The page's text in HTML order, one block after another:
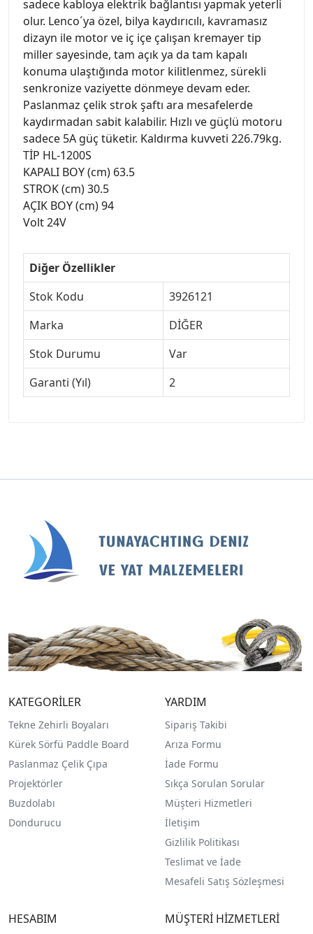
sadece kabloya elektrik bağlantısı yapmak yeterli
olur. Lenco´ya özel, bilya kaydırıcılı, kavramasız
dizayn ile motor ve iç içe çalışan kremayer tip
miller sayesinde, tam açık ya da tam kapalı
konuma ulaştığında motor kilitlenmez, sürekli
senkronize vaziyette dönmeye devam eder.
Paslanmaz çelik strok şaftı ara mesafelerde
kaydırmadan sabit kalabilir. Hızlı ve güçlü motoru
sadece 5A güç tüketir. Kaldırma kuvveti 226.79kg.
TİP HL-1200S
KAPALI BOY (cm) 63.5
STROK (cm) 30.5
AÇIK BOY (cm) 94
Volt 24V
Diğer Özellikler
Stok Kodu
3926121
Marka
DİĞER
Stok Durumu
Var
Garanti (Yıl)
2
KATEGORİLER
Tekne Zehirli Boyaları
Kürek Sörfü Paddle Board
Paslanmaz Çelik Çıpa
Projektörler
Buzdolabı
Dondurucu
YARDIM
Sipariş Takibi
Arıza Formu
İade Formu
Sıkça Sorulan Sorular
Müşteri Hizmetleri
İletişim
Gizlilik Politikası
Teslimat ve İade
Mesafeli Satış Sözleşmesi
HESABIM MÜŞTERİ HİZMETLERİ